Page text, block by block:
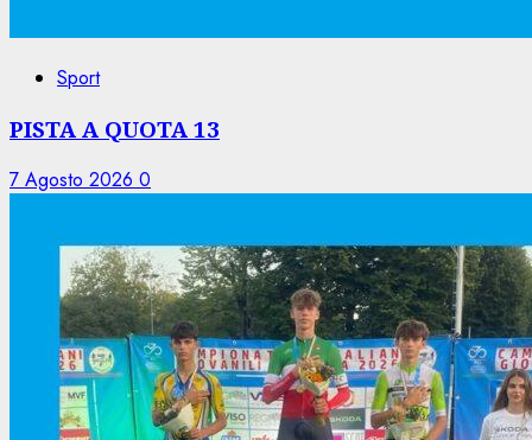
Sport
PISTA A QUOTA 13
7 Agosto 2026 0